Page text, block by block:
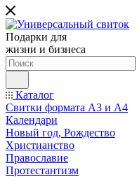
Подарки для
жизни и бизнеса
Каталог
Свитки формата А3 и А4
Календари
Новый год, Рождество
Христианство
Православие
Протестантизм